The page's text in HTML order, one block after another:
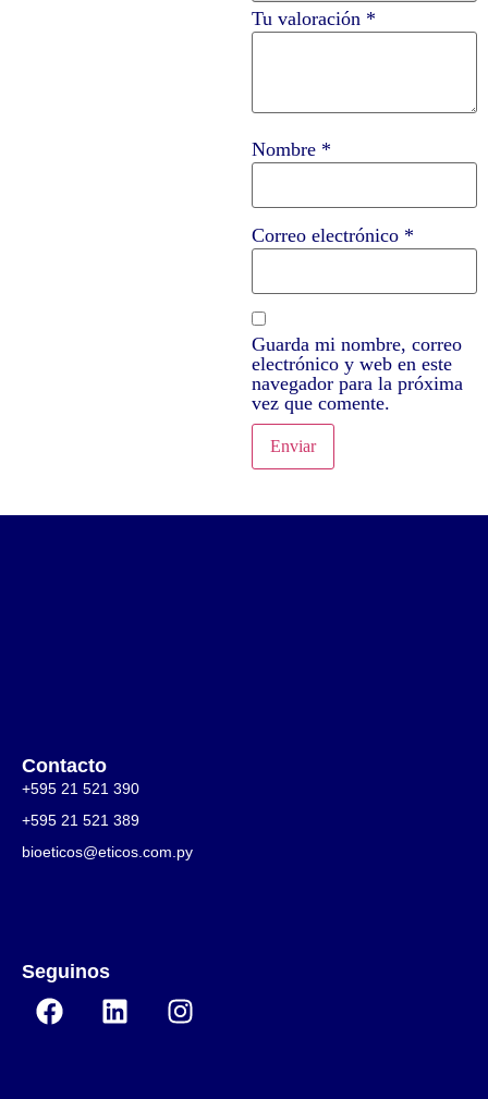
Tu valoración *
Nombre *
Correo electrónico *
Guarda mi nombre, correo
electrónico y web en este
navegador para la próxima
vez que comente.
Contacto
+595 21 521 390
+595 21 521 389
bioeticos@eticos.com.py
Seguinos